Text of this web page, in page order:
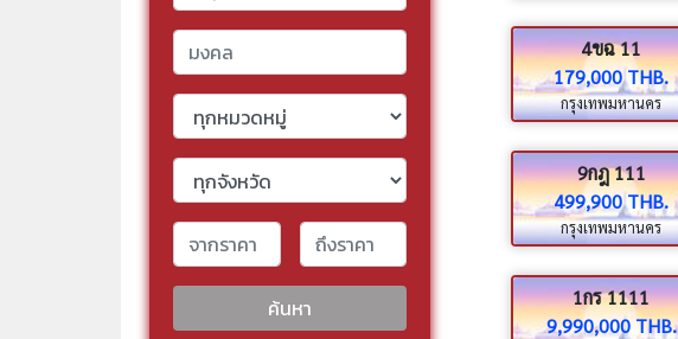
ค้นหา
4ขฉ 11
179,000 THB.
กรุงเทพมหานคร
9กฎ 111
499,900 THB.
กรุงเทพมหานคร
1กร 1111
9,990,000 THB.